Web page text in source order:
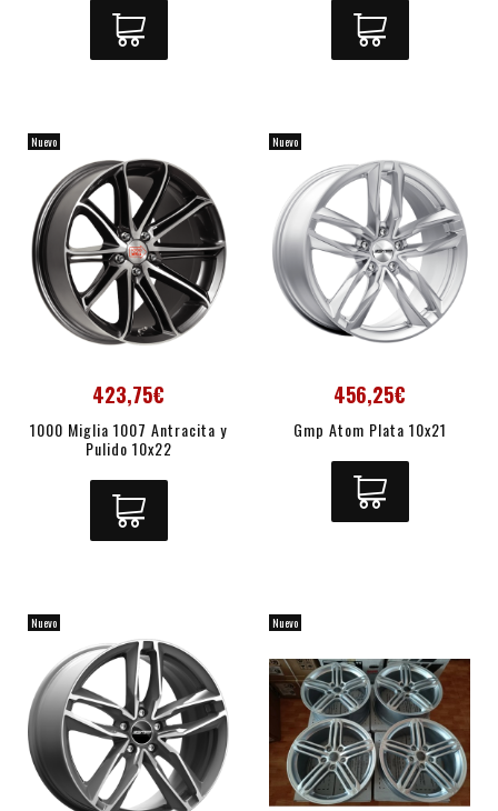
Nuevo
423,75€
1000 Miglia 1007 Antracita y
Pulido 10x22
Nuevo
456,25€
Gmp Atom Plata 10x21
Nuevo Nuevo